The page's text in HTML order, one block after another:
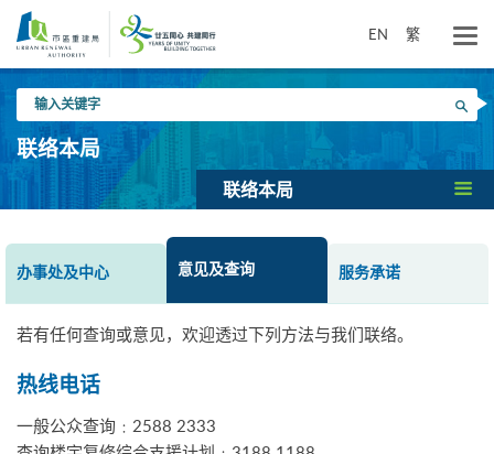
要
EN 繁
入
关
键
搜寻
联络本局
联络本局
办事处及中心 意见及查询 服务承诺
若有任何查询或意见，欢迎透过下列方法与我们联络。
热线电话
一般公众查询﹕2588 2333